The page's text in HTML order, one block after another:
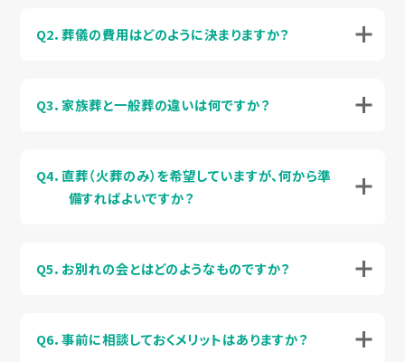
Q2．葬儀の費用はどのように決まりますか？
Q3．家族葬と一般葬の違いは何ですか？
Q4．直葬（火葬のみ）を希望していますが、何から準
備すればよいですか？
Q5．お別れの会とはどのようなものですか？
Q6．事前に相談しておくメリットはありますか？